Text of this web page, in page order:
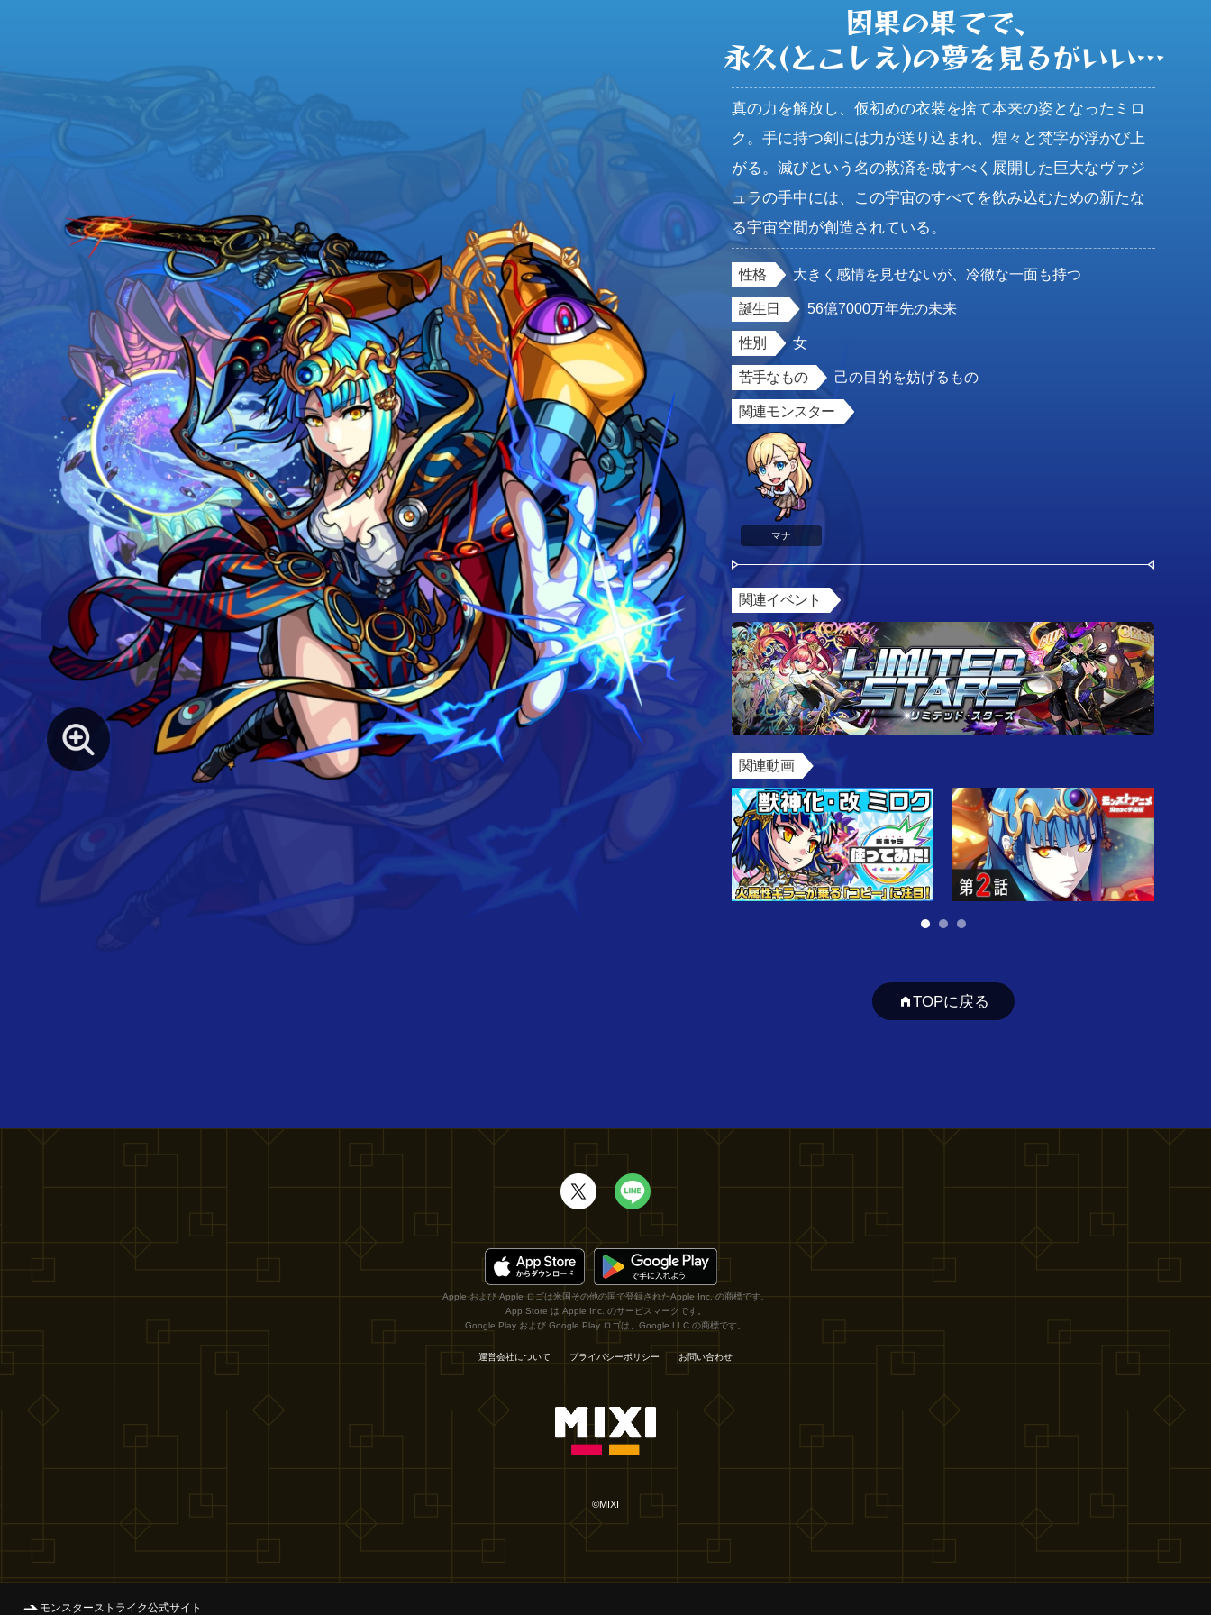
因果の果てで、
永久(とこしえ)の夢を見るがいい…
真の力を解放し、仮初めの衣装を捨て本来の姿となったミロ
ク。手に持つ剣には力が送り込まれ、煌々と梵字が浮かび上
がる。滅びという名の救済を成すべく展開した巨大なヴァジ
ュラの手中には、この宇宙のすべてを飲み込むための新たな
る宇宙空間が創造されている。
性格 大きく感情を見せないが、冷徹な一面も持つ
誕生日 56億7000万年先の未来
性別 女
苦手なもの 己の目的を妨げるもの
関連モンスター
マナ
関連イベント
関連動画
TOPに戻る
Apple および Apple ロゴは米国その他の国で登録されたApple Inc. の商標です。
App Store は Apple Inc. のサービスマークです。
Google Play および Google Play ロゴは、Google LLC の商標です。
運営会社について プライバシーポリシー お問い合わせ
©MIXI
モンスターストライク公式サイト